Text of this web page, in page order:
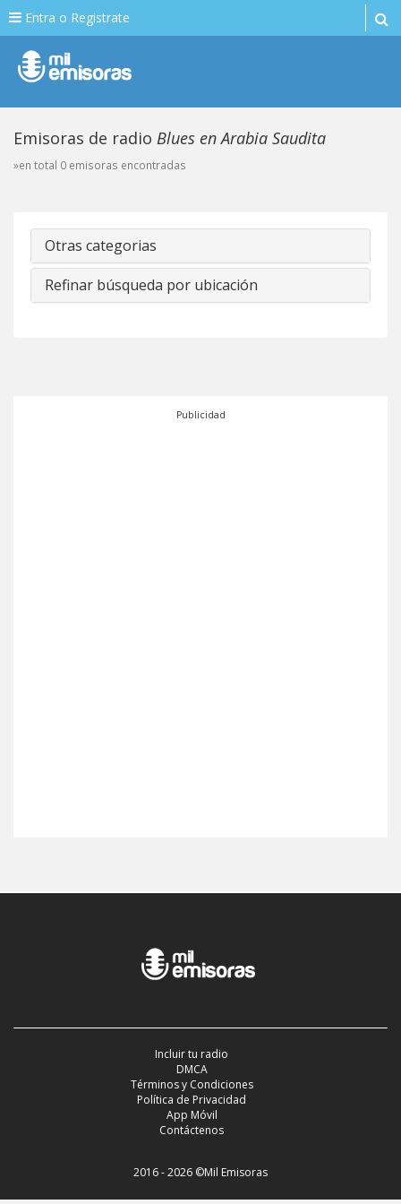
Entra o Registrate
Emisoras de radio Blues en Arabia Saudita
»en total 0 emisoras encontradas
Otras categorias
Refinar búsqueda por ubicación
Publicidad
Incluir tu radio
DMCA
Términos y Condiciones
Política de Privacidad
App Móvil
Contáctenos
2016 - 2026 ©Mil Emisoras